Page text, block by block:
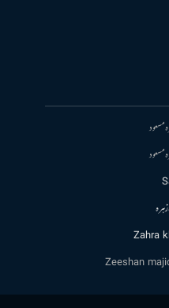
مسعود
مسعود
Zahra
Zeeshan